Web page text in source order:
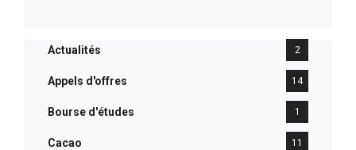
Actualités 2
Appels d'offres 14
Bourse d'études 1
Cacao 11